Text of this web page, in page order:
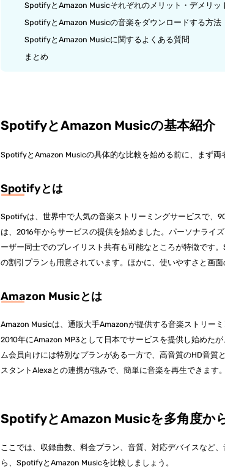
SpotifyとAmazon Musicそれぞれのメリット・デメリッ
SpotifyとAmazon Musicの音楽をダウンロードする方法
SpotifyとAmazon Musicに関するよくある質問
まとめ
SpotifyとAmazon Musicの基本紹介
SpotifyとAmazon Musicの具体的な比較を始める前に、まず両
Spotifyとは
Spotifyは、世界中で人気の音楽ストリーミングサービスで、
は、2016年からサービスの提供を始めました。パーソナライ
ーザー同士でのプレイリスト共有も可能なところが特徴です
の割引プランも用意されています。ほかに、使いやすさと画面
Amazon Musicとは
Amazon Musicは、通販大手Amazonが提供する音楽ストリー
2010年にAmazon MP3として日本でサービスを提供し始めた
ム会員向けには特別なプランがある一方で、高音質のHD音
スタントAlexaとの連携が強みで、簡単に音楽を再生できます。
SpotifyとAmazon Musicを多角度か
ここでは、収録曲数、料金プラン、音質、対応デバイスなど
ら、SpotifyとAmazon Musicを比較しましょう。